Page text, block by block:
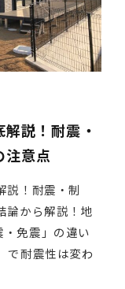
説！耐震・
注意点
説！耐震・制
論から解説！地
免震」の違い
で耐震性は変わ